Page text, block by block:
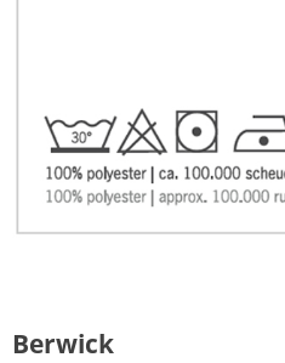
Berwick